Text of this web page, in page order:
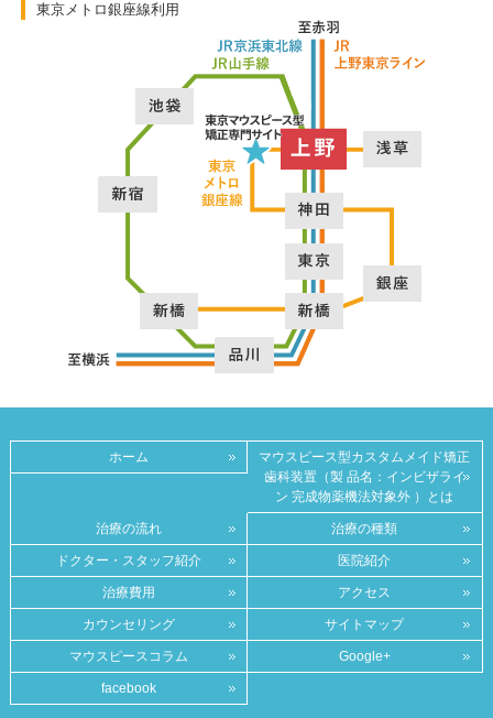
東京メトロ銀座線利用
ホーム
マウスピース型カスタムメイド矯正
歯科装置（製 品名：インビザライ
ン 完成物薬機法対象外 ）とは
治療の流れ 治療の種類
ドクター・スタッフ紹介 医院紹介
治療費用 アクセス
カウンセリング サイトマップ
マウスピースコラム Google+
facebook